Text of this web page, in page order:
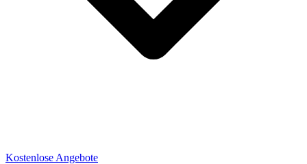
Kostenlose Angebote